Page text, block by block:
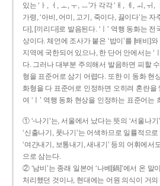
있는 ‘ㅏ, ㅓ, ㅗ, ㅜ, ㅡ’가 각각 ‘ㅐ, ㅔ, ㅚ, ㅟ
가령, ‘아비, 어미, 고기, 죽이다, 끓이다’는 자
다], [끼리다]로 발음된다. ‘ㅣ’ 역행 동화는
상이다. 체언에 조사가 붙은 ‘밥이’를 [배비]
지역에 국한되어 있으나, 한 단어 안에서는 ‘
다. 그러나 대부분 주의해서 발음하면 피할
형을 표준어로 삼기 어렵다. 또한 이 동화 현
화형을 다 표준어로 인정하면 오히려 혼란을
여 ‘ㅣ’ 역행 동화 현상을 인정하는 표준어는
① ‘-나기’는, 서울에서 났다는 뜻의 ‘서울나
‘신출나기, 풋나기’는 어색하므로 일률적으
‘여간내기, 보통내기, 새내기’ 등의 어휘에서
으로 삼는다.
② ‘남비’는 종래 일본어 ‘나베[鍋]’에서 온 말
처리했던 것이나, 현대에는 어원 의식이 거